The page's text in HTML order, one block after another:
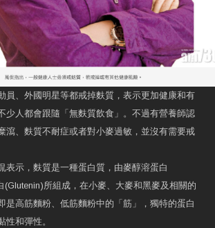
員、外國明星等都戒掉麩質，表示更加健康和有
少人都會跟隨「無麩質飲食」。不過有營養師認
瀉、麩質不耐症或者對小麥過敏，並沒有需要戒
表示，麩質是一種蛋白質，由麥醇溶蛋白
(Glutenin)所組成，在小麥、大麥和黑麥及相關的
是高筋麵粉、低筋麵粉中的「筋」，獨特的蛋白
性和彈性。